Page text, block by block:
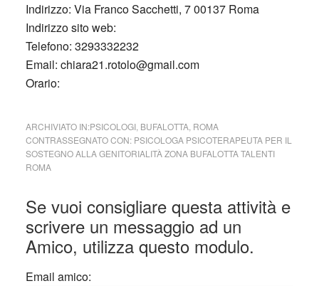
Indirizzo: Via Franco Sacchetti, 7 00137 Roma
Indirizzo sito web:
Telefono: 3293332232
Email: chiara21.rotolo@gmail.com
Orario:
ARCHIVIATO IN:PSICOLOGI, BUFALOTTA, ROMA
CONTRASSEGNATO CON: PSICOLOGA PSICOTERAPEUTA PER IL
SOSTEGNO ALLA GENITORIALITÀ ZONA BUFALOTTA TALENTI
ROMA
Interazioni
del
lettore
Se vuoi consigliare questa attività e
scrivere un messaggio ad un
Amico, utilizza questo modulo.
Email amico: